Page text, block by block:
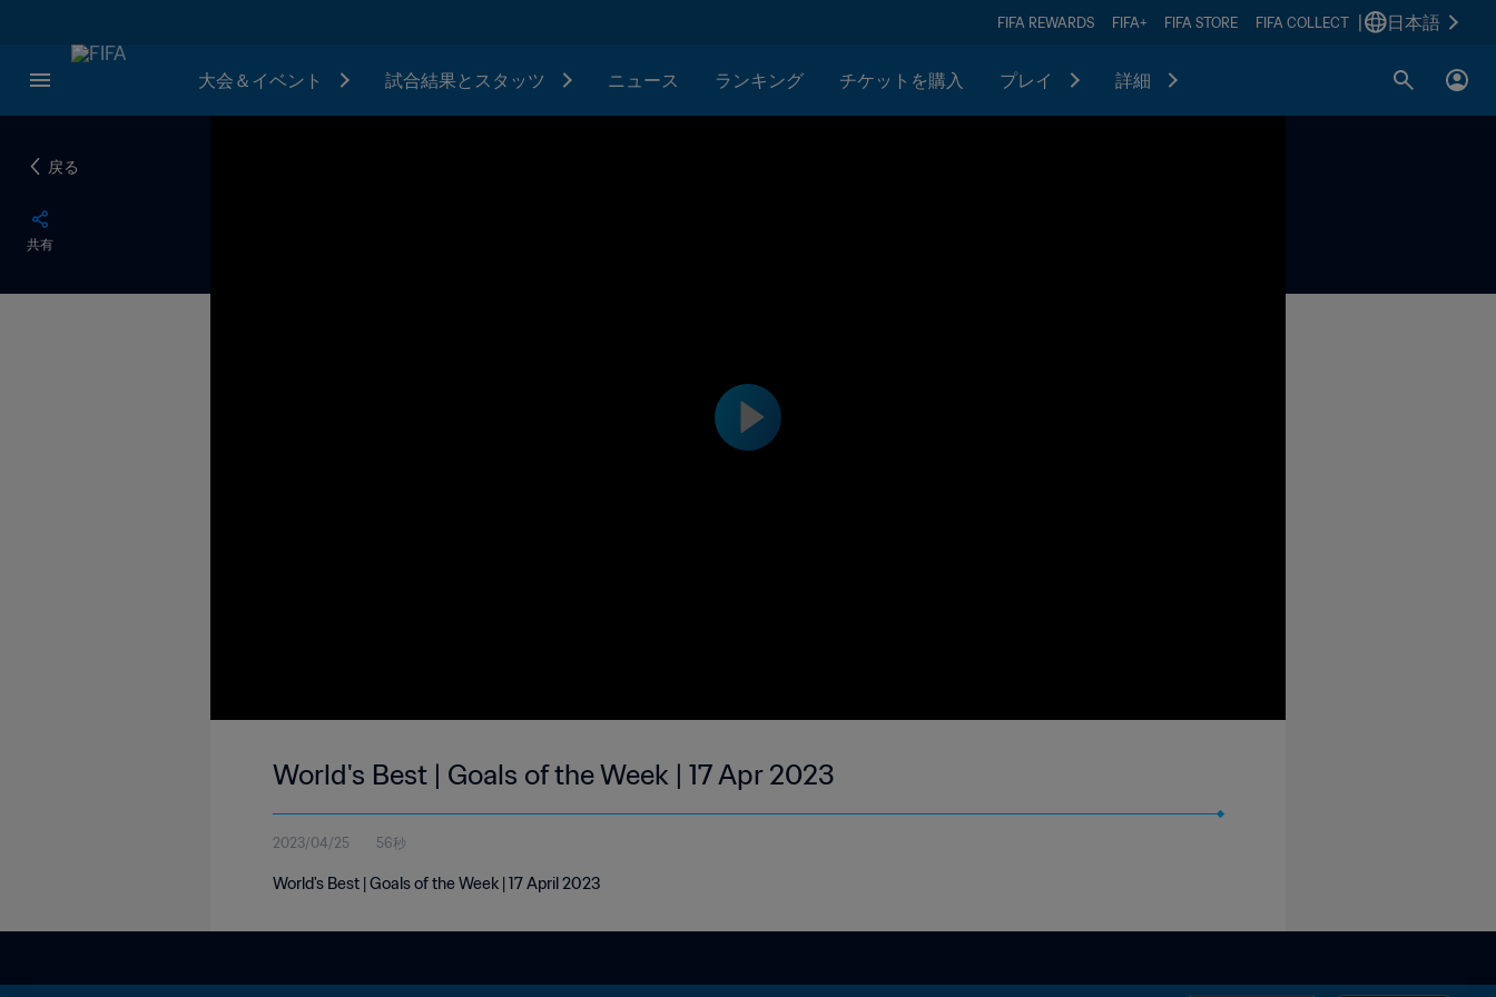
FIFA REWARDS FIFA+ FIFA STORE FIFA COLLECT 日本語
大会＆イベント 試合結果とスタッツ ニュース ランキング チケットを購入 プレイ 詳細
戻る
共有
World's Best | Goals of the Week | 17 Apr 2023
2023/04/25 56秒
World's Best | Goals of the Week | 17 April 2023